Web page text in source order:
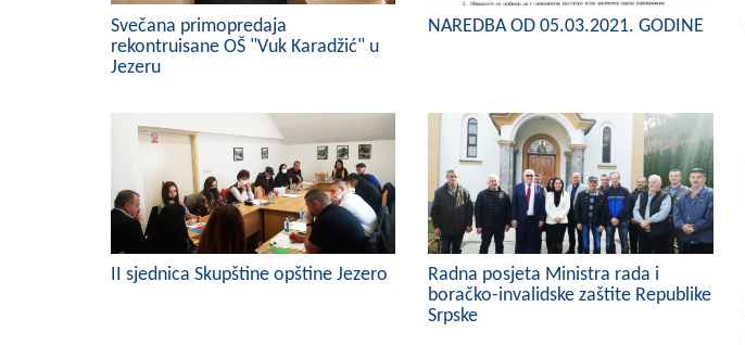
Svečana primopredaja
rekontruisane OŠ "Vuk Karadžić" u
Jezeru
NAREDBA OD 05.03.2021. GODINE
II sjednica Skupštine opštine Jezero
Radna posjeta Ministra rada i
boračko-invalidske zaštite Republike
Srpske